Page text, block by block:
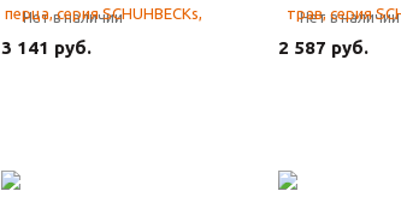
Нет в наличии
3 141 руб.
Нет в наличии
2 587 руб.